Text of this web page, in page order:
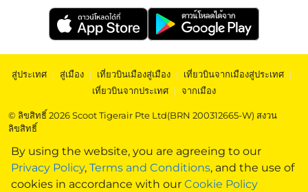
By using the website, you are agreeing to our
Privacy Policy, Terms and Conditions, and the use of
cookies in accordance with our Cookie Policy
สู่ประเทศ | สู่เมือง | เที่ยวบินเมืองสู่เมือง | เที่ยวบินจากเมืองสู่ประเทศ |
เที่ยวบินจากประเทศ | จากเมือง
© ลิขสิทธิ์ 2026 Scoot Tigerair Pte Ltd(BRN 200312665-W) สงวน
ลิขสิทธิ์